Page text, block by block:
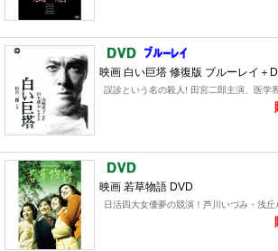
映画 白い巨塔 修復版 ブルーレイ＋
誤診という名の殺人! 田宮二郎主演、医学
映画 若草物語 DVD
日活四大女優夢の競演！芦川いづみ・浅丘